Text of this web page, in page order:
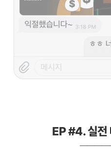
EP #4. 실전